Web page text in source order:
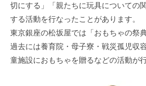
切にする」「親たちに玩具についての
する活動を⾏なったことがあります。
東京銀座の松坂屋では「おもちゃの祭
過去には養育院・⺟⼦寮・戦災孤児収
童施設におもちゃを贈るなどの活動が